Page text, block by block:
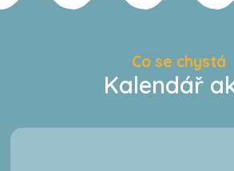
Co se chystá
Kalendář